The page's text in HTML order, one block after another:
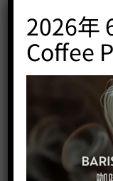
Kaffa Europa
-
2026年
Coffee